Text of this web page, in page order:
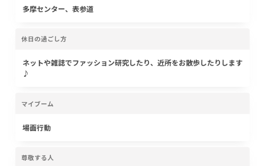
多摩センター、表参道
休日の過ごし方
ネットや雑誌でファッション研究したり、近所をお散歩したりします
♪
マイブーム
場面行動
尊敬する人